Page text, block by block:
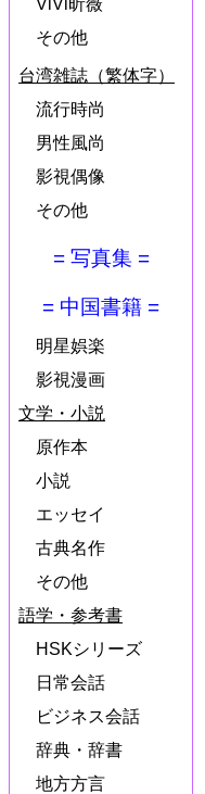
その他
台湾雑誌（繁体字）
流行時尚
男性風尚
影視偶像
その他
= 写真集 =
= 中国書籍 =
明星娯楽
影視漫画
文学・小説
原作本
小説
エッセイ
古典名作
その他
語学・参考書
HSKシリーズ
日常会話
ビジネス会話
辞典・辞書
地方方言